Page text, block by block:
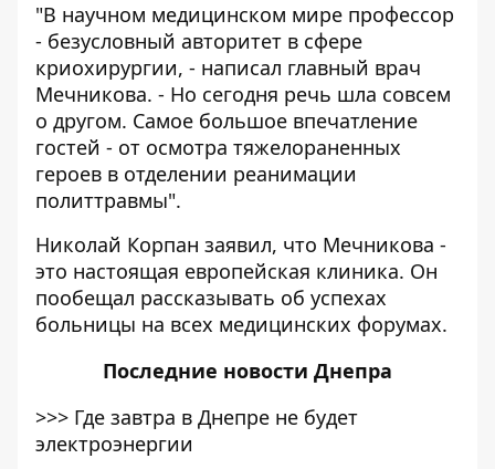
"В научном медицинском мире профессор
- безусловный авторитет в сфере
криохирургии, - написал главный врач
Мечникова. - Но сегодня речь шла совсем
о другом. Самое большое впечатление
гостей - от осмотра тяжелораненных
героев в отделении реанимации
политтравмы".
Николай Корпан заявил, что Мечникова -
это настоящая европейская клиника. Он
пообещал рассказывать об успехах
больницы на всех медицинских форумах.
Последние новости Днепра
>>> Где завтра в Днепре не будет
электроэнергии